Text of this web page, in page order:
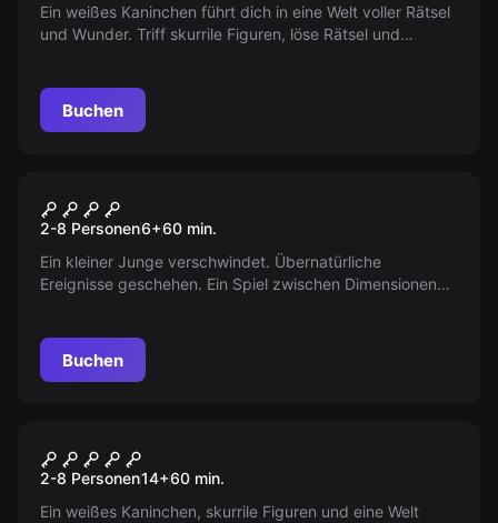
Ein weißes Kaninchen führt dich in eine Welt voller Rätsel
und Wunder. Triff skurrile Figuren, löse Rätsel und
Buchen
Upside down
2-8 Personen6+60 min.
Ein kleiner Junge verschwindet. Übernatürliche
Ereignisse geschehen. Ein Spiel zwischen Dimensionen
Buchen
ALICE IM DUNKELLAND
2-8 Personen14+60 min.
Ein weißes Kaninchen, skurrile Figuren und eine Welt